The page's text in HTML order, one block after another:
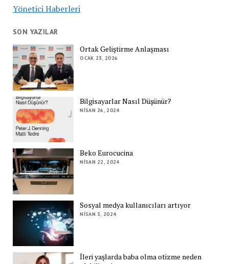
Yönetici Haberleri
SON YAZILAR
Ortak Geliştirme Anlaşması
OCAK 23, 2026
Bilgisayarlar Nasıl Düşünür?
NISAN 26, 2024
Beko Eurocucina
NISAN 22, 2024
Sosyal medya kullanıcıları artıyor
NISAN 3, 2024
İleri yaşlarda baba olma otizme neden